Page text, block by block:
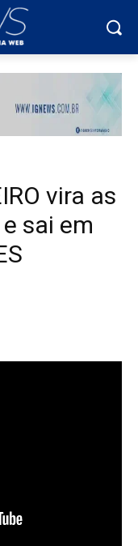
vira as
sai em